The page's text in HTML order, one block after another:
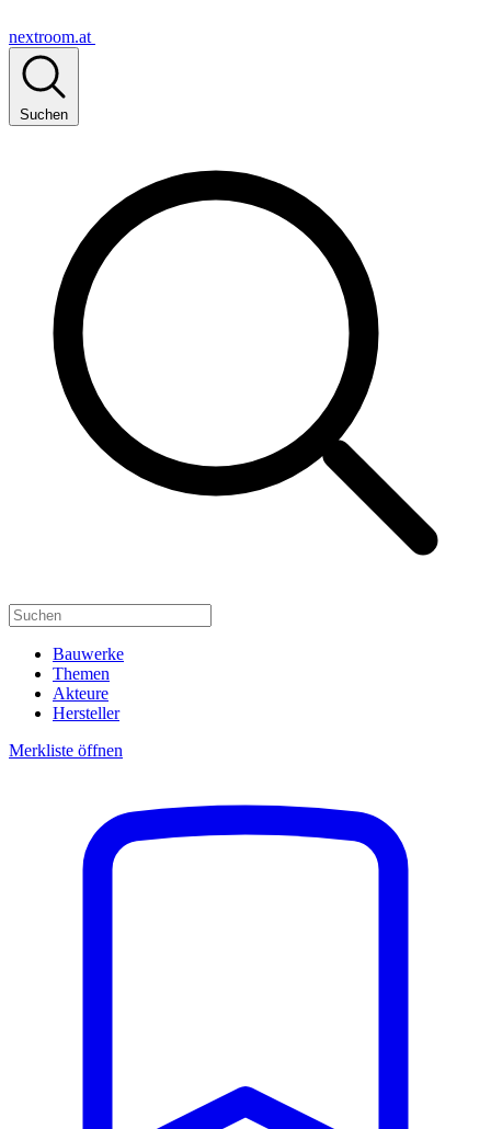
nextroom.at
Suchen
Bauwerke
Themen
Akteure
Hersteller
Merkliste öffnen